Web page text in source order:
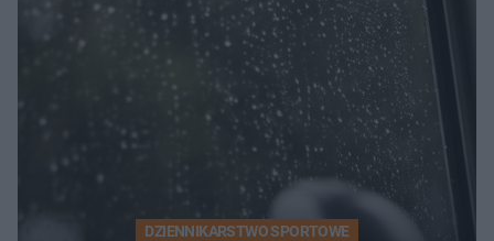
DZIENNIKARSTWO SPORTOWE